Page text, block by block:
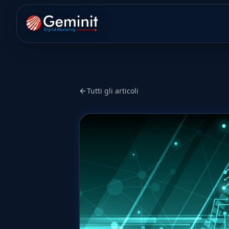
Tutti gli articoli